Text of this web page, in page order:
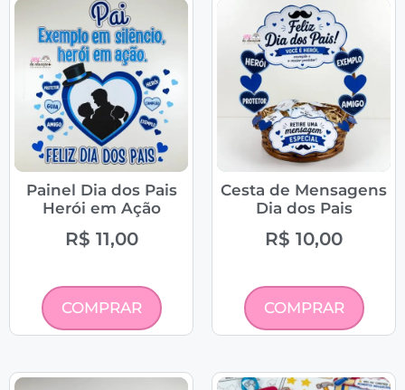
Painel Dia dos Pais
Herói em Ação
R$ 11,00
COMPRAR
Cesta de Mensagens
Dia dos Pais
R$ 10,00
COMPRAR